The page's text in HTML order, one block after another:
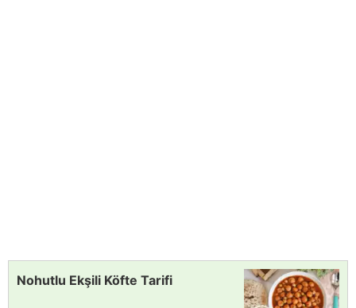
Nohutlu Ekşili Köfte Tarifi